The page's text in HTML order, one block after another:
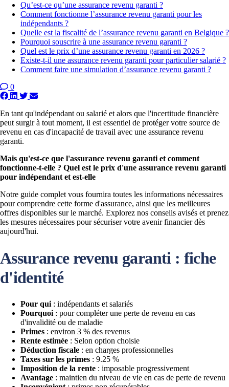
Qu’est-ce qu’une assurance revenu garanti ?
Comment fonctionne l’assurance revenu garanti pour les
indépendants ?
Quelle est la fiscalité de l’assurance revenu garanti en Belgique ?
Pourquoi souscrire à une assurance revenu garanti ?
Quel est le prix d’une assurance revenu garanti en 2026 ?
Existe-t-il une assurance revenu garanti pour particulier salarié ?
Comment faire une simulation d’assurance revenu garanti ?
0
En tant qu'indépendant ou salarié et alors que l'incertitude financière
peut surgir à tout moment, il est essentiel de protéger votre source de
revenu en cas d'incapacité de travail avec une assurance revenu
garanti.
Mais qu'est-ce que l'assurance revenu garanti et comment
fonctionne-t-elle ? Quel est le prix d'une assurance revenu garanti
pour indépendant et est-elle
Notre guide complet vous fournira toutes les informations nécessaires
pour comprendre cette forme d'assurance, ainsi que les meilleures
offres disponibles sur le marché. Explorez nos conseils avisés et prenez
les mesures nécessaires pour sécuriser votre avenir financier dès
aujourd'hui.
Assurance revenu garanti : fiche
d'identité
Pour qui : indépendants et salariés
Pourquoi : pour compléter une perte de revenu en cas
d'invalidité ou de maladie
Primes : environ 3 % des revenus
Rente estimée : Selon option choisie
Déduction fiscale : en charges professionnelles
Taxes sur les primes : 9.25 %
Imposition de la rente : imposable progressivement
Avantage : maintien du niveau de vie en cas de perte de revenu